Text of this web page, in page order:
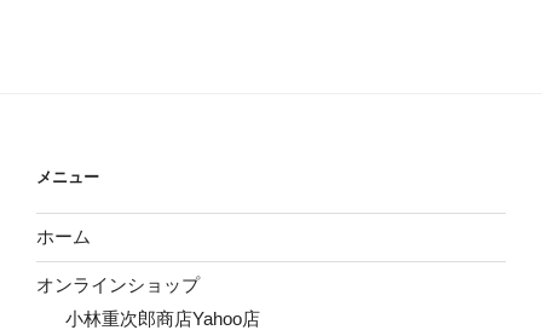
メニュー
ホーム
オンラインショップ
小林重次郎商店Yahoo店